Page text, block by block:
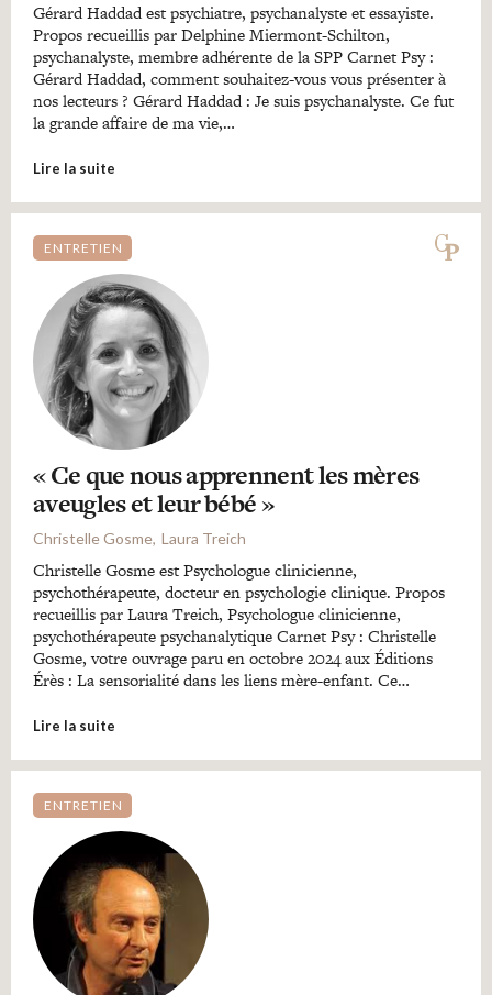
Gérard Haddad est psychiatre, psychanalyste et essayiste.
Propos recueillis par Delphine Miermont-Schilton,
psychanalyste, membre adhérente de la SPP Carnet Psy :
Gérard Haddad, comment souhaitez-vous vous présenter à
nos lecteurs ? Gérard Haddad : Je suis psychanalyste. Ce fut
la grande affaire de ma vie,…
Lire la suite
ENTRETIEN
« Ce que nous apprennent les mères
aveugles et leur bébé »
Christelle Gosme Laura Treich
Christelle Gosme est Psychologue clinicienne,
psychothérapeute, docteur en psychologie clinique. Propos
recueillis par Laura Treich, Psychologue clinicienne,
psychothérapeute psychanalytique Carnet Psy : Christelle
Gosme, votre ouvrage paru en octobre 2024 aux Éditions
Érès : La sensorialité dans les liens mère-enfant. Ce…
Lire la suite
ENTRETIEN